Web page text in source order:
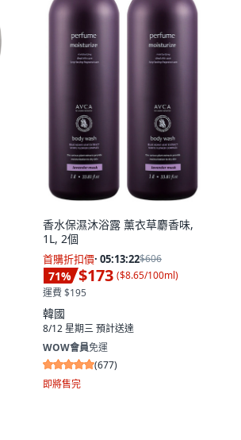
香水保濕沐浴露 薰衣草麝香味,
1L, 2個
首購折扣價· 05:13:21$606
71% $173 ($8.65/100ml)
運費 $195
韓國
8/12 星期三預計送達
WOW會員免運
(677)
即將售完